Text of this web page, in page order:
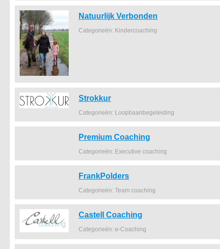
Natuurlijk Verbonden
Categorieën: Kindercoaching
Strokkur
Categorieën: Loopbaanbegeleiding
Premium Coaching
Categorieën: Executive coaching
FrankPolders
Categorieën: Team coaching
Castell Coaching
Categorieën: e-Coaching